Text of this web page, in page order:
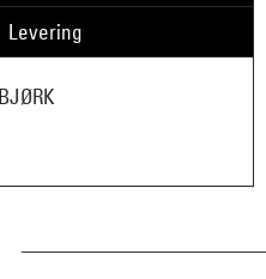
Levering